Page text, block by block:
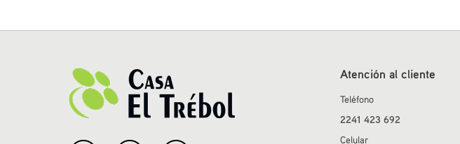
Atención al cliente
Teléfono
2241 423 692
Celular